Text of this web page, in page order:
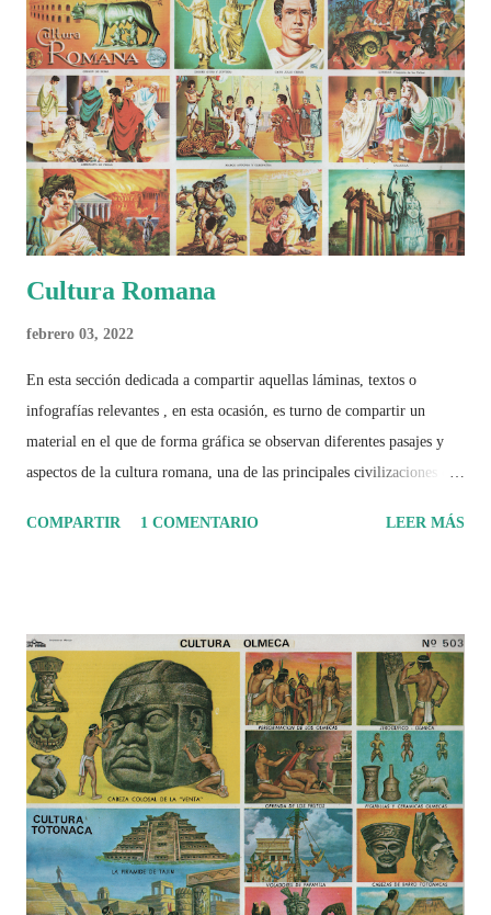
busca decir únicamente quién ganó o quién perdió. Busca responder si
este Mundial marcó un antes y un después en la forma de entender el
deporte, la identidad nacional, la globalización, la comercialización y
el papel del fútbol como reflejo de nuestras sociedades . Son 230
páginas de análisis, ilustraciones originales y ...
Cultura Romana
febrero 03, 2022
En esta sección dedicada a compartir aquellas láminas, textos o
infografías relevantes , en esta ocasión, es turno de compartir un
material en el que de forma gráfica se observan diferentes pasajes y
aspectos de la cultura romana, una de las principales civilizaciones que
COMPARTIR
1 COMENTARIO LEER MÁS